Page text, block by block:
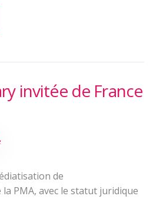
invitée de France
de
PMA, avec le statut juridique